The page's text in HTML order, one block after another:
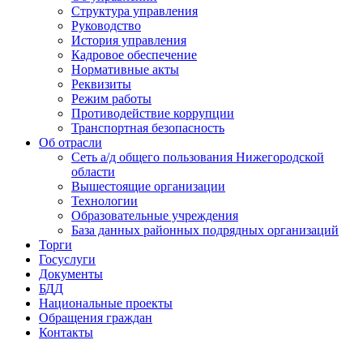
Структура управления
Руководство
История управления
Кадровое обеспечение
Нормативные акты
Реквизиты
Режим работы
Противодействие коррупции
Транспортная безопасность
Об отрасли
Сеть а/д общего пользования Нижегородской
области
Вышестоящие организации
Технологии
Образовательные учреждения
База данных районных подрядных организаций
Торги
Госуслуги
Документы
БДД
Национальные проекты
Обращения граждан
Контакты